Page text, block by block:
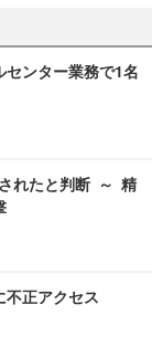
センター業務で1名
れたと判断 ～ 精
不正アクセス